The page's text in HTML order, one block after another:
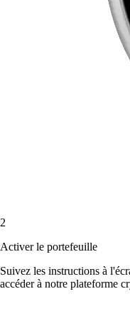
2
Activer le portefeuille
Suivez les instructions à
accéder à notre plateforme